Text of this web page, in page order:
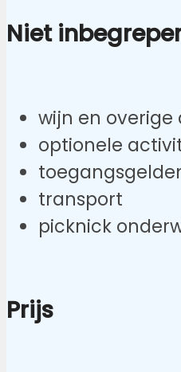
Niet
wijn en
optionele
transport
picknick
Prijs